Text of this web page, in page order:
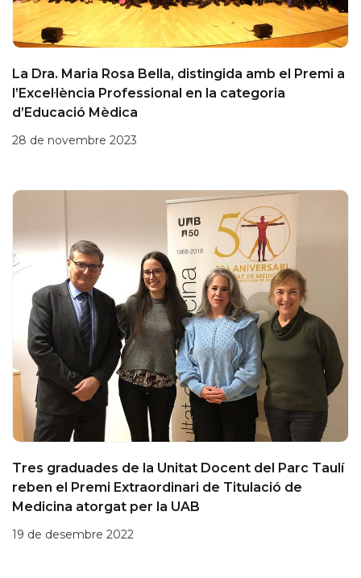
La Dra. Maria Rosa Bella, distingida amb el Premi a
l’Excel·lència Professional en la categoria
d’Educació Mèdica
28 de novembre 2023
Tres graduades de la Unitat Docent del Parc Taulí
reben el Premi Extraordinari de Titulació de
Medicina atorgat per la UAB
19 de desembre 2022